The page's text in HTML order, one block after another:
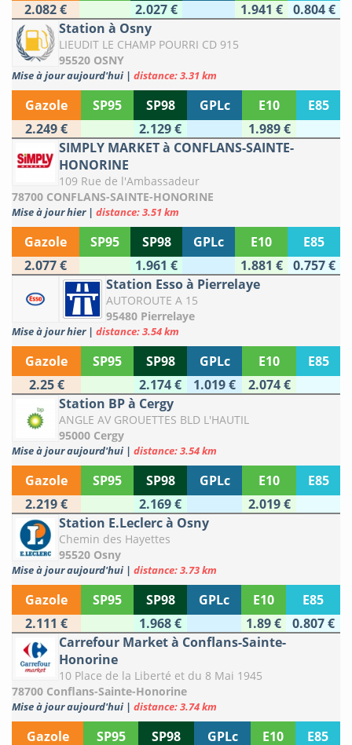
2.082 €
2.027 € 1.941 €
0.804 €
Station à Osny
LIEUDIT LE CHAMP POURRI CD 915
95520 OSNY
Mise à jour aujourd'hui | distance: 3.31 km
Gazole SP95 SP98 GPLc E10
E85
2.249 €
2.129 €
1.989 €
SIMPLY MARKET à CONFLANS-SAINTE-
HONORINE
109 Rue de l'Ambassadeur
78700 CONFLANS-SAINTE-HONORINE
Mise à jour hier | distance: 3.51 km
Gazole SP95 SP98 GPLc E10
E85
2.077 €
1.961 € 1.881 €
0.757 €
Station Esso à Pierrelaye
AUTOROUTE A 15
95480 Pierrelaye
Mise à jour hier | distance: 3.54 km
Gazole SP95 SP98 GPLc E10
E85
2.25 €
2.174 € 1.019 €
2.074 €
Station BP à Cergy
ANGLE AV GROUETTES BLD L'HAUTIL
95000 Cergy
Mise à jour aujourd'hui | distance: 3.54 km
Gazole SP95 SP98 GPLc E10
E85
2.219 €
2.169 €
2.019 €
Station E.Leclerc à Osny
Chemin des Hayettes
95520 Osny
Mise à jour aujourd'hui | distance: 3.73 km
Gazole SP95 SP98 GPLc E10
E85
2.111 €
1.968 € 1.89 €
0.807 €
Carrefour Market à Conflans-Sainte-
Honorine
10 Place de la Liberté et du 8 Mai 1945
78700 Conflans-Sainte-Honorine
Mise à jour aujourd'hui | distance: 3.74 km
Gazole SP95 SP98 GPLc E10
E85